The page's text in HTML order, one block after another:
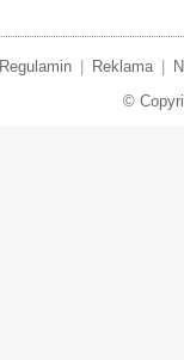
Regulamin Reklama
©